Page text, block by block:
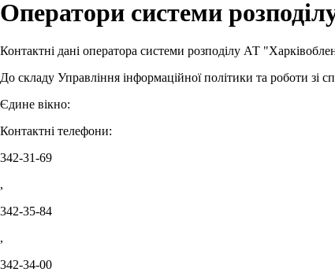
Оператори системи
Контактні дані оператора системи розподілу АТ
До складу Управління інформаційної політики та роботи
Єдине вікно:
Контактні телефони:
342-31-69
,
342-35-84
,
342-34-00